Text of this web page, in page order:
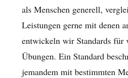
als Menschen generell,
Leistungen gerne mit denen
entwickeln wir Standards für
Übungen. Ein Standard
jemandem mit bestimmten